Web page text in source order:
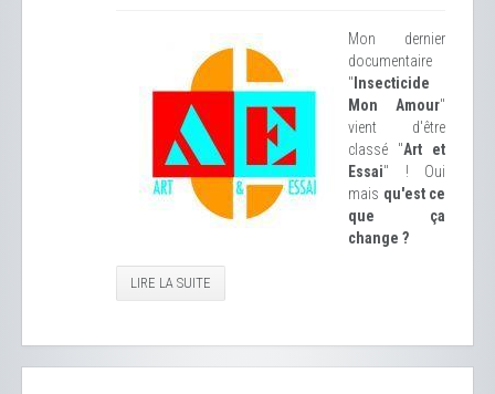
Mon dernier
documentaire
" Insecticide
Mon Amour"
vient d'être
classé "Art et
Essai" ! Oui
mais qu'est ce
que ça
change ?
LIRE LA SUITE